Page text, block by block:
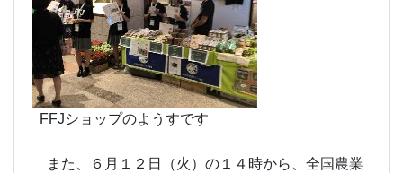
FFJショップのようすです
また、６月１２日（火）の１４時から、全国農業